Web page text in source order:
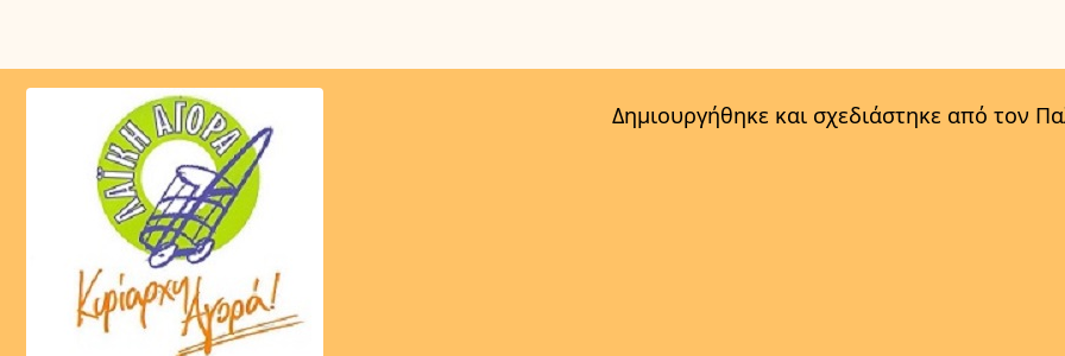
Δημιουργήθηκε και σχεδιάστηκε από τον